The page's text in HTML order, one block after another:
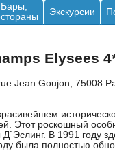
Бары,
Экскурсии
Elysees
Jean Goujon, 75008
Этот роскошный
В 1991 году
была полностью